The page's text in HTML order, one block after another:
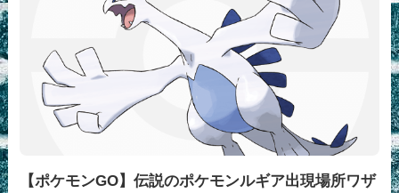
【ポケモンGO】伝説のポケモンルギア出現場所ワザ